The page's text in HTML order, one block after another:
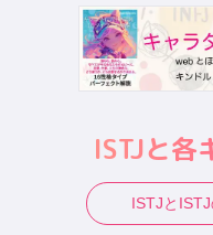
ISTJと各
ISTJと ISTJ